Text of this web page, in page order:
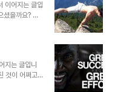
이어지는 글입
셨을까요? 저
이 있지 않을
는 것이라면
나 구글
용하여 기록
스트의 동영
의 자극 이전
지는 글입니
것이 어쩌고
로 순수했을